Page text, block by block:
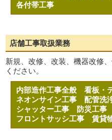
各付帯工事
店舗工事取扱業務
新規、改修、改装、機器改修
ください。
内部造作工事全般看板・
ネオンサイン工事配管
シャッター工事
防災工事
フロントサッシ工事賃貸